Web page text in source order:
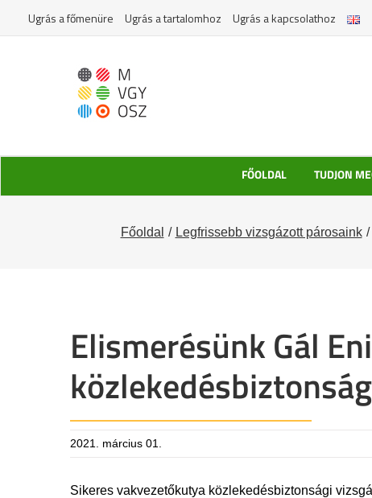
Ugrás a főmenüre Ugrás a tartalomhoz Ugrás a kapcsolathoz
FŐOLDAL TUDJON
Főoldal Legfrissebb vizsgázott párosaink
Elismerésünk Gál
2021. március 01.
Sikeres vakvezetőkutya közlekedésbiztonsági